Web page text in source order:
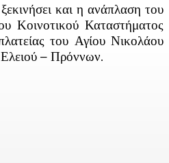
και η ανάπλαση του
Κοινοτικού Καταστήματος
του Αγίου Νικολάου
– Πρόννων.